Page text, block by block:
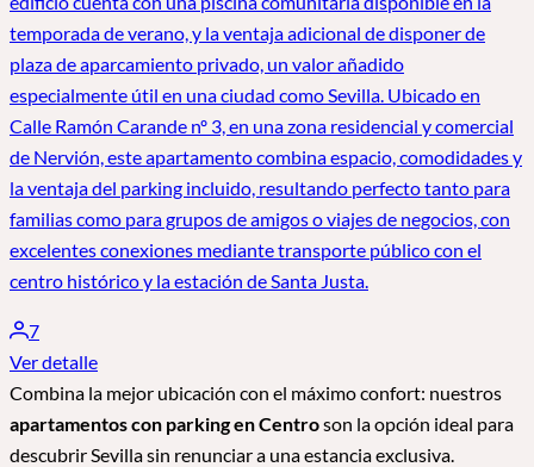
temporada de verano, y la ventaja adicional de disponer de
plaza de aparcamiento privado, un valor añadido
especialmente útil en una ciudad como Sevilla. Ubicado en
Calle Ramón Carande nº 3, en una zona residencial y comercial
de Nervión, este apartamento combina espacio, comodidades y
la ventaja del parking incluido, resultando perfecto tanto para
familias como para grupos de amigos o viajes de negocios, con
excelentes conexiones mediante transporte público con el
centro histórico y la estación de Santa Justa.
7
Ver detalle
Combina la mejor ubicación con el máximo confort: nuestros
apartamentos con parking en Centroson la opción ideal para
descubrir Sevilla sin renunciar a una estancia exclusiva.